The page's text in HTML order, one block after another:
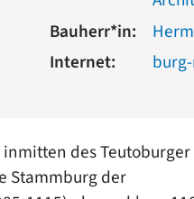
Bauherr*in:
Internet:
des Teutoburger
Stammburg der